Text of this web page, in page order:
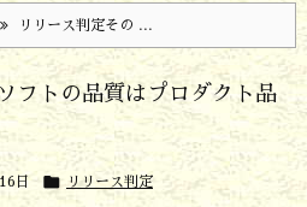
リリース判定その ...
フトの品質はプロダクト品
日  リリース判定